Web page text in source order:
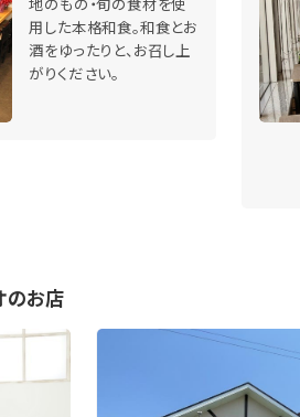
用した本格和食。和食とお
酒をゆったりと、お召し上
がりください。
のお店